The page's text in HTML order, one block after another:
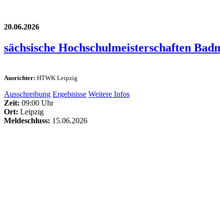
20.06.2026
sächsische Hochschulmeisterschaften
Ausrichter: HTWK Leipzig
Ausschreibung Ergebnisse Weitere Infos
Zeit: 09:00 Uhr
Ort: Leipzig
Meldeschluss: 15.06.2026